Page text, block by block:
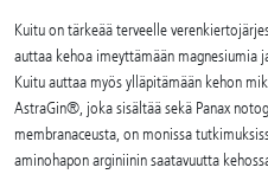
Kuitu on tärkeää terveelle
auttaa kehoa imeyttämään magnesiumia
Kuitu auttaa myös ylläpitämään kehon
AstraGin®, joka sisältää sekä Panax
membranaceusta, on monissa
aminohapon arginiinin saatavuutta